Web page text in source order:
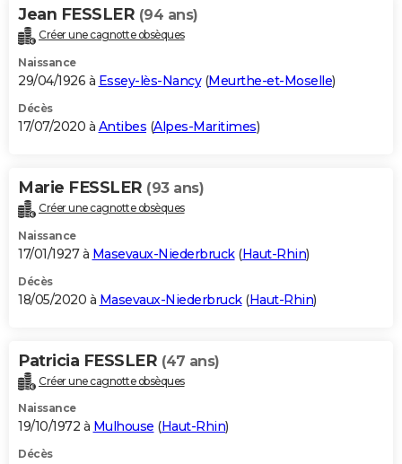
Jean FESSLER (94 ans)
Créer une cagnotte obsèques
Naissance
29/04/1926 à Essey-lès-Nancy(Meurthe-et-Moselle)
Décès
17/07/2020 à Antibes (Alpes-Maritimes)
Marie FESSLER (93 ans)
Créer une cagnotte obsèques
Naissance
17/01/1927 à Masevaux-Niederbruck(Haut-Rhin)
Décès
18/05/2020 à Masevaux-Niederbruck(Haut-Rhin)
Patricia FESSLER (47 ans)
Créer une cagnotte obsèques
Naissance
19/10/1972 à Mulhouse (Haut-Rhin)
Décès